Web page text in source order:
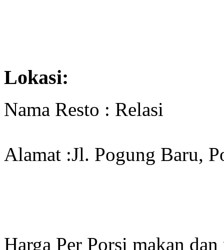
Lokasi:
Nama Resto : Relasi
Alamat :Jl. Pogung Baru,
Harga Per Porsi makan